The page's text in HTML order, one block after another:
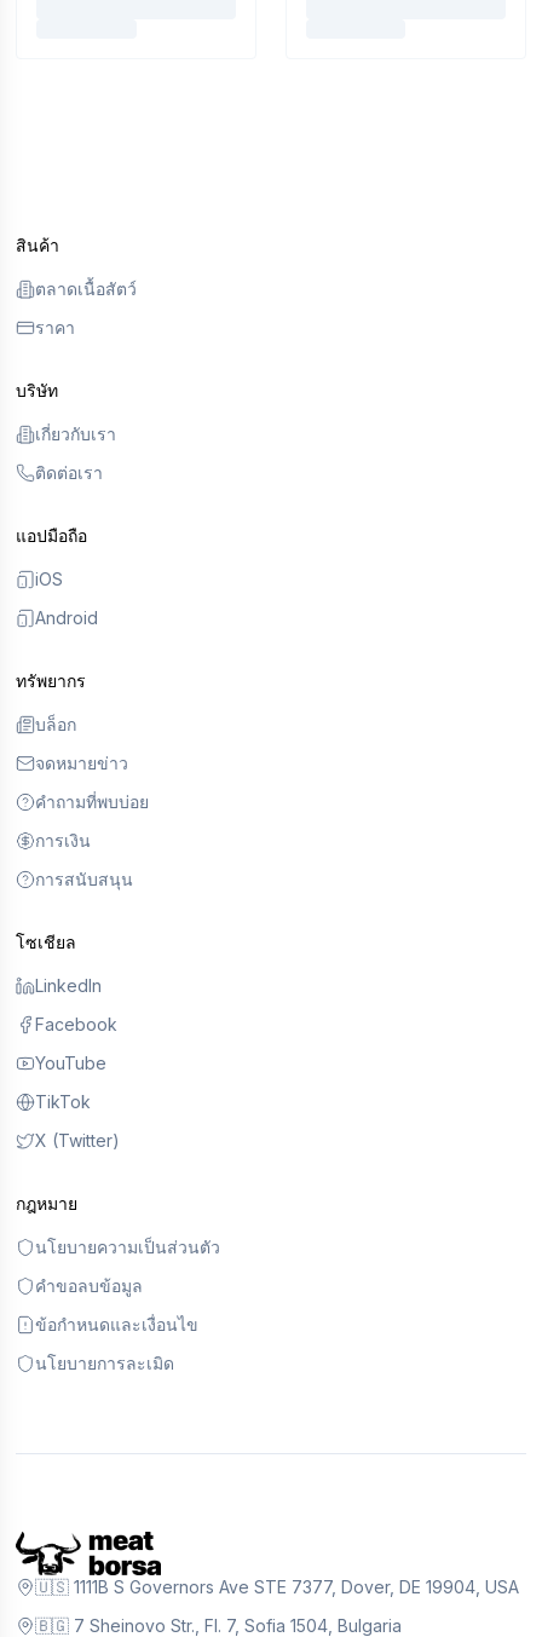
สินค้า
ตลาดเนื้อสัตว์
ราคา
บริษัท
เกี่ยวกับเรา
ติดต่อเรา
แอปมือถือ
iOS
Android
ทรัพยากร
บล็อก
จดหมายข่าว
คำถามที่พบบ่อย
การเงิน
การสนับสนุน
โซเชียล
LinkedIn
Facebook
YouTube
TikTok
X (Twitter)
กฎหมาย
นโยบายความเป็นส่วนตัว
คำขอลบข้อมูล
ข้อกำหนดและเงื่อนไข
นโยบายการละเมิด
🇺🇸 1111B S Governors Ave STE 7377, Dover, DE 19904, USA
🇧🇬 7 Sheinovo Str., Fl. 7, Sofia 1504, Bulgaria